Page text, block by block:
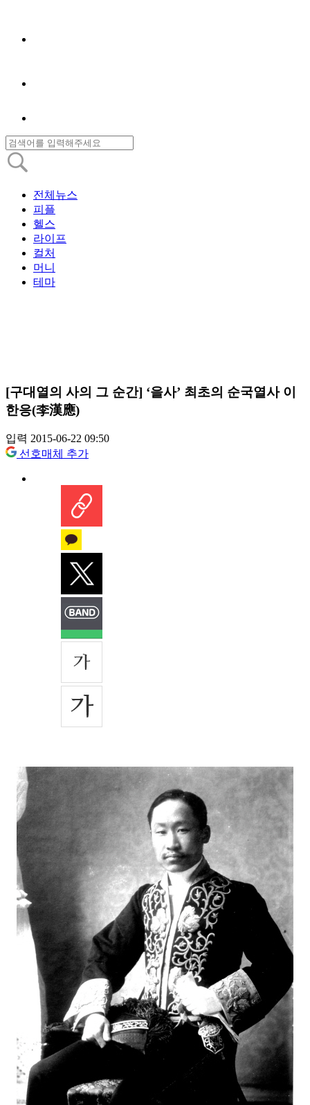
전체뉴스
피플
헬스
라이프
컬처
머니
테마
[구대열의 사의 그 순간] ‘을사’ 최초의 순국열사 이
한응(李漢應)
입력 2015-06-22 09:50
선호매체 추가